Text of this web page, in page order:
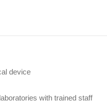
device
with trained staff